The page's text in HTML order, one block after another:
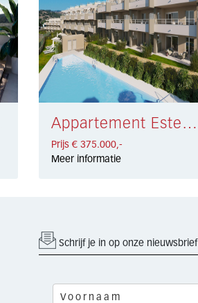
Appartement Estepona € 375.000,-
Prijs € 375.000,-
Meer informatie
Schrijf je in op onze nieuwsbrief